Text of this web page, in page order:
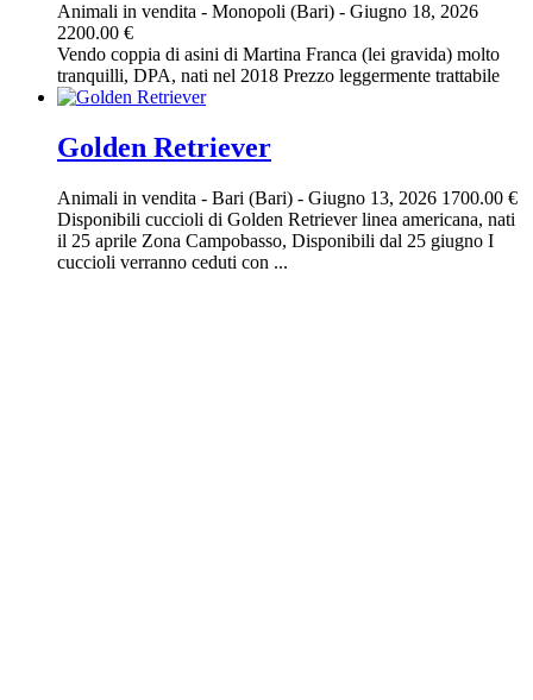
Animali in vendita - Monopoli (Bari) - Giugno 18, 2026
2200.00 €
Vendo coppia di asini di Martina Franca (lei gravida) molto
tranquilli, DPA, nati nel 2018 Prezzo leggermente trattabile
Golden Retriever
Animali in vendita - Bari (Bari) - Giugno 13, 2026 1700.00 €
Disponibili cuccioli di Golden Retriever linea americana, nati
il 25 aprile Zona Campobasso, Disponibili dal 25 giugno I
cuccioli verranno ceduti con ...